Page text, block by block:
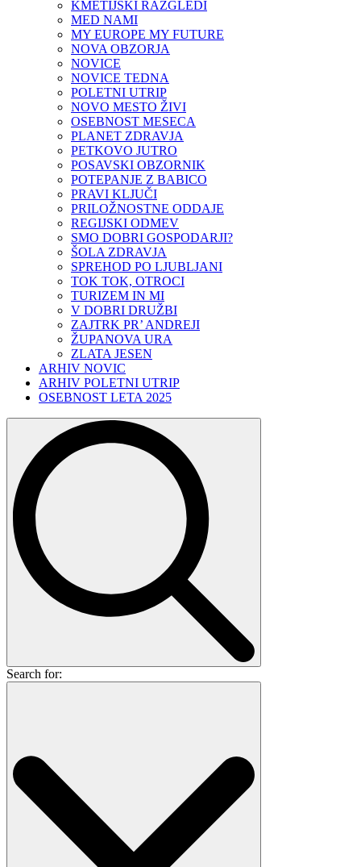
KMETIJSKI RAZGLEDI
MED NAMI
MY EUROPE MY FUTURE
NOVA OBZORJA
NOVICE
NOVICE TEDNA
POLETNI UTRIP
NOVO MESTO ŽIVI
OSEBNOST MESECA
PLANET ZDRAVJA
PETKOVO JUTRO
POSAVSKI OBZORNIK
POTEPANJE Z BABICO
PRAVI KLJUČI
PRILOŽNOSTNE ODDAJE
REGIJSKI ODMEV
SMO DOBRI GOSPODARJI?
ŠOLA ZDRAVJA
SPREHOD PO LJUBLJANI
TOK TOK, OTROCI
TURIZEM IN MI
V DOBRI DRUŽBI
ZAJTRK PR’ ANDREJI
ŽUPANOVA URA
ZLATA JESEN
ARHIV NOVIC
ARHIV POLETNI UTRIP
OSEBNOST LETA 2025
Search for: